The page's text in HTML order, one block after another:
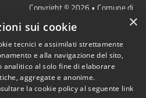
Copyright © 2026 • Comune di
Melzo - Città Metropolitana di
Milano • Powered by
Municipium•Accesso
redazione
×
sui cookie
tecnici e assimilati strettamente
e alla navigazione del sito,
analitico al solo fine di elaborare
aggregate e anonime.
la cookie policy al seguente link